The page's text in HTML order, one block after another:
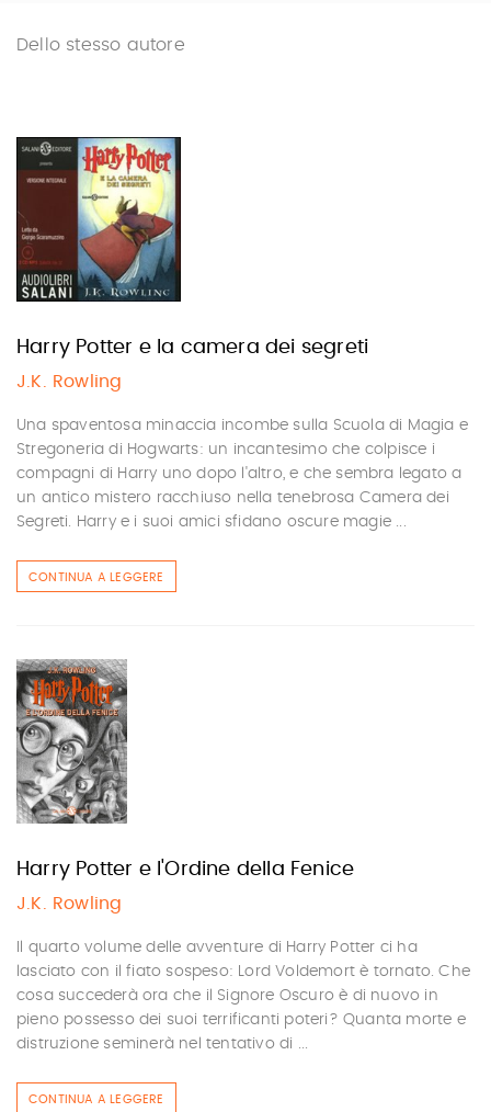
Dello stesso autore
Harry Potter e la camera dei segreti
J.K. Rowling
Una spaventosa minaccia incombe sulla Scuola di Magia e
Stregoneria di Hogwarts: un incantesimo che colpisce i
compagni di Harry uno dopo l'altro, e che sembra legato a
un antico mistero racchiuso nella tenebrosa Camera dei
Segreti. Harry e i suoi amici sfidano oscure magie ...
CONTINUA A LEGGERE
Harry Potter e l'Ordine della Fenice
J.K. Rowling
Il quarto volume delle avventure di Harry Potter ci ha
lasciato con il fiato sospeso: Lord Voldemort è tornato. Che
cosa succederà ora che il Signore Oscuro è di nuovo in
pieno possesso dei suoi terrificanti poteri? Quanta morte e
distruzione seminerà nel tentativo di ...
CONTINUA A LEGGERE